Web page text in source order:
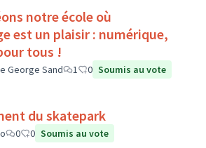
notre école où
est un plaisir : numérique,
tous !
George Sand 1 0 Soumis au vote
du skatepark
0 0 Soumis au vote